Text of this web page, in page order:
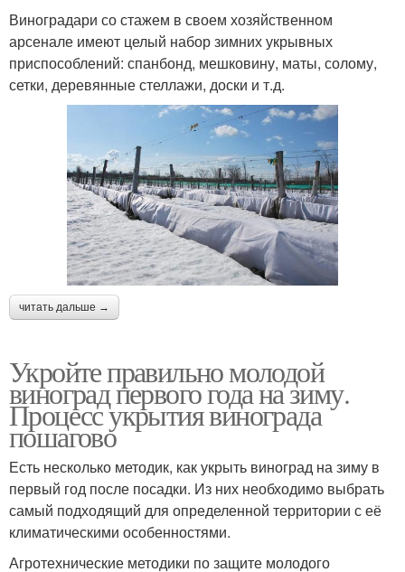
Виноградари со стажем в своем хозяйственном
арсенале имеют целый набор зимних укрывных
приспособлений: спанбонд, мешковину, маты, солому,
сетки, деревянные стеллажи, доски и т.д.
читать дальше →
Укройте правильно молодой
виноград первого года на зиму.
Процесс укрытия винограда
пошагово
Есть несколько методик, как укрыть виноград на зиму в
первый год после посадки. Из них необходимо выбрать
самый подходящий для определенной территории с её
климатическими особенностями.
Агротехнические методики по защите молодого